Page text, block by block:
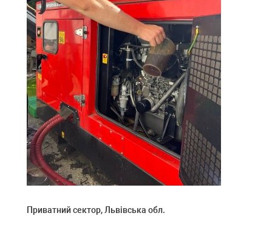
Приватний сектор, Львівська обл.